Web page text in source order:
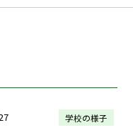
学校の様子